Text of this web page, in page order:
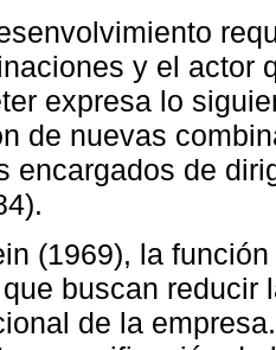
y el actor
expresa lo
de nuevas
encargados de
(1969), la
buscan reducir
de la